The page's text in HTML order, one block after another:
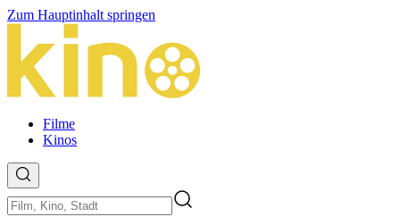
Zum Hauptinhalt springen
Filme
Kinos